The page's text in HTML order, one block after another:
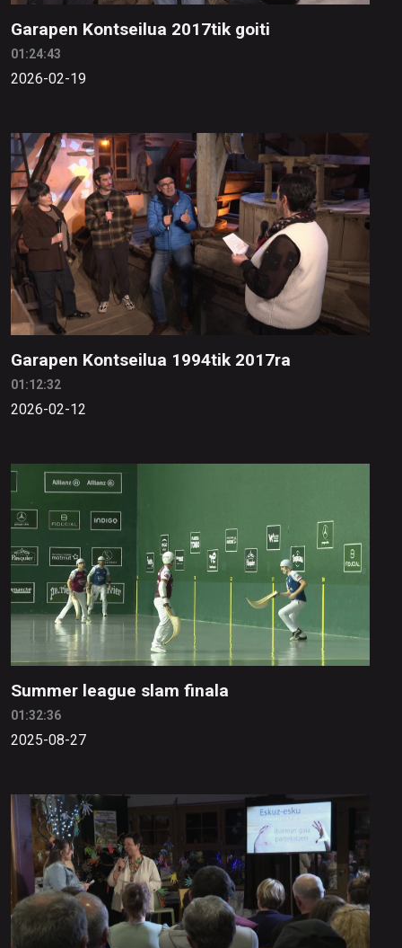
Garapen Kontseilua 2017tik goiti
01:24:43
2026-02-19
Garapen Kontseilua 1994tik 2017ra
01:12:32
2026-02-12
Summer league slam finala
01:32:36
2025-08-27